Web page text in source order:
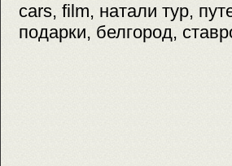
cars, film, натали тур,
подарки, белгород,